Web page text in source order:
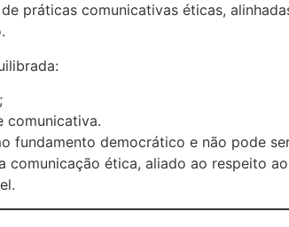
práticas comunicativas éticas,
comunicativa.
fundamento democrático e não pode
ética, aliado ao respeito